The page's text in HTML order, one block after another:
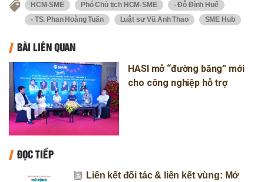
HCM-SME Phó Chủ tịch HCM-SME
- Đỗ Đình Huế
- TS. Phan Hoàng Tuấn
Luật sư Vũ Anh Thao SME Hub
BÀI LIÊN QUAN
HASI mở “đường băng” mới
cho công nghiệp hỗ trợ
ĐỌC TIẾP
Liên kết đối tác & liên kết vùng: Mở